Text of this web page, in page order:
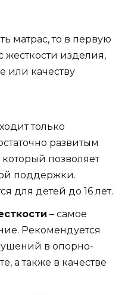
матрас, то в первую
жесткости изделия,
или качеству
только
развитым
позволяет
поддержки.
для детей до 16 лет.
– самое
Рекомендуется
в опорно-
а также в качестве